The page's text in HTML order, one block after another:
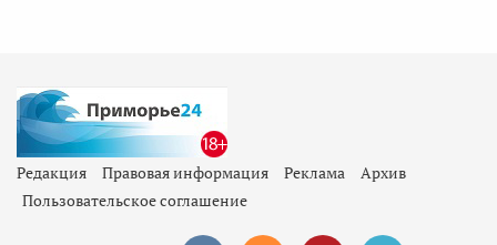
Редакция Правовая информация Реклама
Архив
Пользовательское соглашение